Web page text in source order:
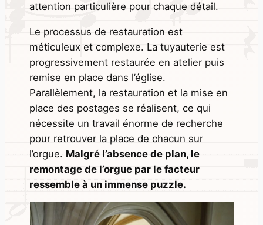
attention particulière pour chaque détail.
Le processus de restauration est
méticuleux et complexe. La tuyauterie est
progressivement restaurée en atelier puis
remise en place dans l’église.
Parallèlement, la restauration et la mise en
place des postages se réalisent, ce qui
nécessite un travail énorme de recherche
pour retrouver la place de chacun sur
l’orgue. Malgré l’absence de plan, le
remontage de l’orgue par le facteur
ressemble à un immense puzzle.